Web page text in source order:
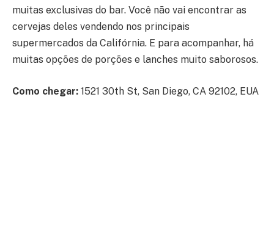
muitas exclusivas do bar. Você não vai encontrar as
cervejas deles vendendo nos principais
supermercados da Califórnia. E para acompanhar, há
muitas opções de porções e lanches muito saborosos.
Como chegar: 1521 30th St, San Diego, CA 92102, EUA